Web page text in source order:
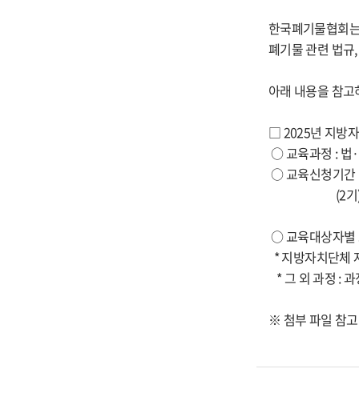
한국폐기물협회
폐기물 관련 법
아래 내용을 참
□ 2025년 지방
○ 교육과정 : 법·
○ 교육신청기간
(2
○ 교육대상자별
*지방자치단체
* 그 외 과정 :
※ 첨부 파일 참고